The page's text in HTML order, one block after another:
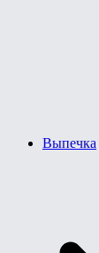
Выпечка